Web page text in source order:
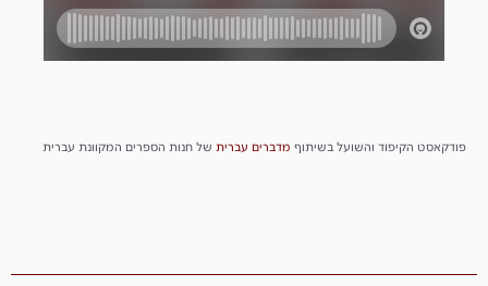
פודקאסט הקיפוד והשועל בשיתוף מדברים עברית של חנות הספרים המקוונת עברית